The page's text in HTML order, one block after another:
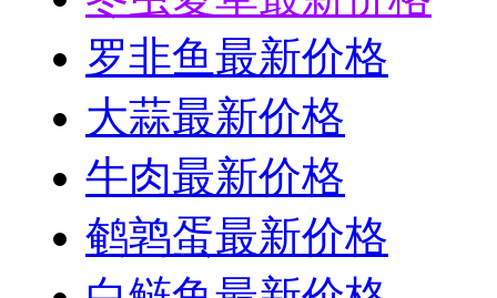
罗非鱼最新价格
大蒜最新价格
牛肉最新价格
鹌鹑蛋最新价格